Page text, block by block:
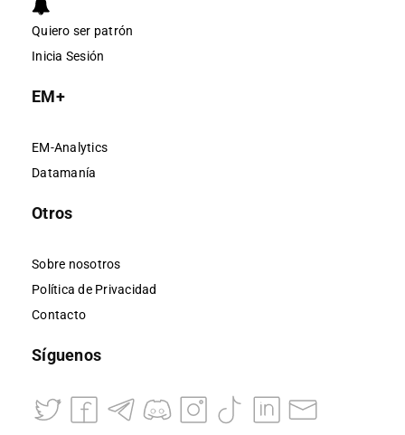
Quiero ser patrón
Inicia Sesión
EM+
EM-Analytics
Datamanía
Otros
Sobre nosotros
Política de Privacidad
Contacto
Síguenos